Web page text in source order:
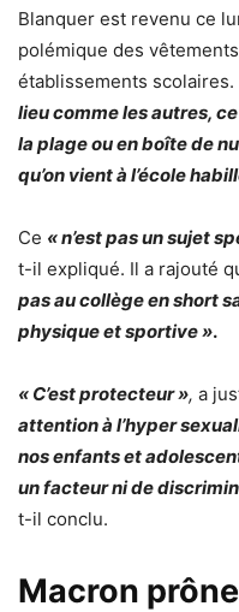
Blanquer est revenu ce
polémique des vêtements
établissements scolaires
lieu comme les autres,
la plage ou en boîte de
qu’on vient à l’école
Ce « n’est pas un sujet
t-il expliqué. Il a rajouté
pas au collège en short
physique et sportive ».
« C’est protecteur », a
attention à l’hyper
nos enfants et
un facteur ni de
t-il conclu.
Macron prône